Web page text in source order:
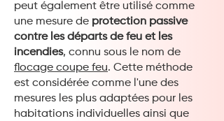
peut également être utilisé comme
une mesure de protection passive
contre les départs de feu et les
incendies, connu sous le nom de
flocage coupe feu. Cette méthode
est considérée comme l'une des
mesures les plus adaptées pour les
habitations individuelles ainsi que